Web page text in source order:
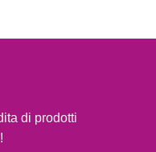
di prodotti